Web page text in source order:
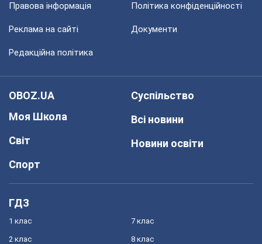
Правова інформація Політика конфіденційності
Реклама на сайті Документи
Редакційна політика
OBOZ.UA
Моя Школа
Світ
Спорт
Суспільство
Всі новини
Новини освіти
ГДЗ
1 клас
2 клас
7 клас
8 клас